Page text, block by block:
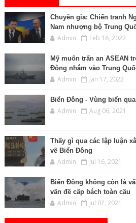
Chuyên gia: Chiến tranh
Nam nhượng bộ Trung
Admin Feb 16, 2022
Mỹ muốn trấn an ASEAN
Đông nhắm vào Trung
Admin Jan 17, 2022
Biển Đông - Vùng biển
Admin Aug 06, 2021
Thấy gì qua các lập luận
về Biển Đông
Admin Jul 16, 2021
Biển Đông không còn là
vấn đề cấp bách toàn cầu
Admin Jul 07, 2021